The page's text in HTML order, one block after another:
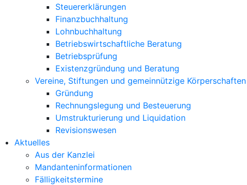
Steuererklärungen
Finanzbuchhaltung
Lohnbuchhaltung
Betriebswirtschaftliche Beratung
Betriebsprüfung
Existenzgründung und Beratung
Vereine, Stiftungen und gemeinnützige Körperschaften
Gründung
Rechnungslegung und Besteuerung
Umstrukturierung und Liquidation
Revisionswesen
Aktuelles
Aus der Kanzlei
Mandanteninformationen
Fälligkeitstermine